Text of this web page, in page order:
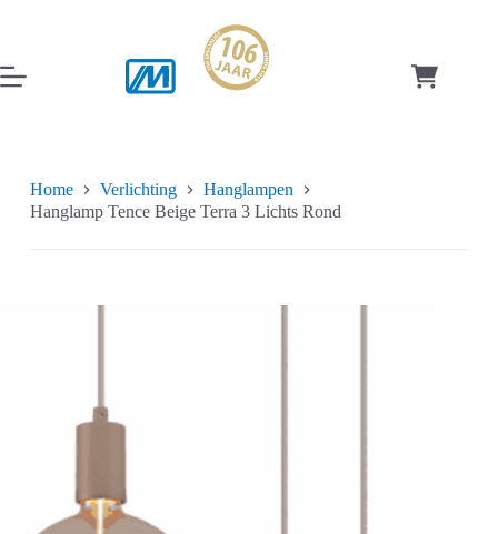
inhoud
Home Verlichting
Hanglampen
Hanglamp Tence Beige Terra 3 Lichts Rond